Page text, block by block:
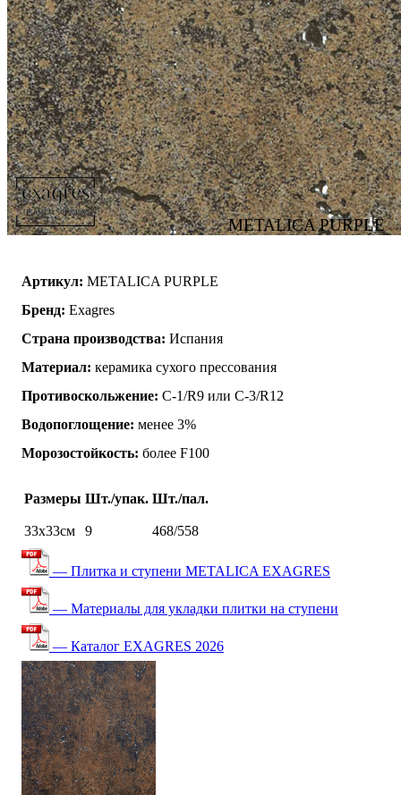
METALICA PURPLE
Артикул: METALICA PURPLE
Бренд: Exagres
Страна производства: Испания
Материал: керамика сухого прессования
Противоскольжение: C-1/R9 или C-3/R12
Водопоглощение: менее 3%
Морозостойкость: более F100
Размеры Шт./упак. Шт./пал.
33х33см 9 468/558
— Плитка и ступени METALICA EXAGRES
— Материалы для укладки плитки на ступени
— Каталог EXAGRES 2026